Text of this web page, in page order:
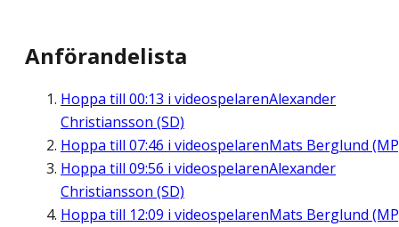
Anförandelista
Hoppa till 00:13 i videospelarenAlexander
Christiansson (SD)
Hoppa till 07:46 i videospelarenMats Berglund
Hoppa till 09:56 i videospelarenAlexander
Christiansson (SD)
Hoppa till 12:09 i videospelarenMats Berglund